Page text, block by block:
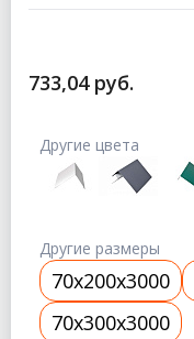
733,04 руб.
Другие цвета
Другие размеры
70x200x3000
70x300x3000